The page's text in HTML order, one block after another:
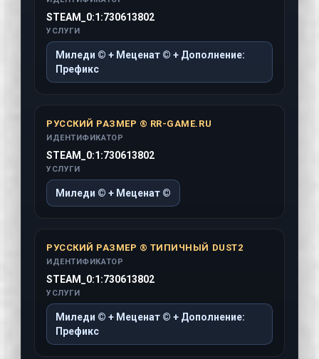
STEAM_0:1:730613802
УСЛУГИ
Миледи © + Меценат © + Дополнение:
Префикс
РУССКИЙ РАЗМЕР ® RR-GAME.RU
ИДЕНТИФИКАТОР
STEAM_0:1:730613802
УСЛУГИ
Миледи © + Меценат ©
РУССКИЙ РАЗМЕР ® ТИПИЧНЫЙ DUST2
ИДЕНТИФИКАТОР
STEAM_0:1:730613802
УСЛУГИ
Миледи © + Меценат © + Дополнение:
Префикс